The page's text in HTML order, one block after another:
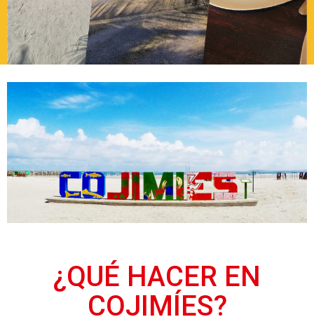
¿QUÉ HACER EN
COJIMÍES?